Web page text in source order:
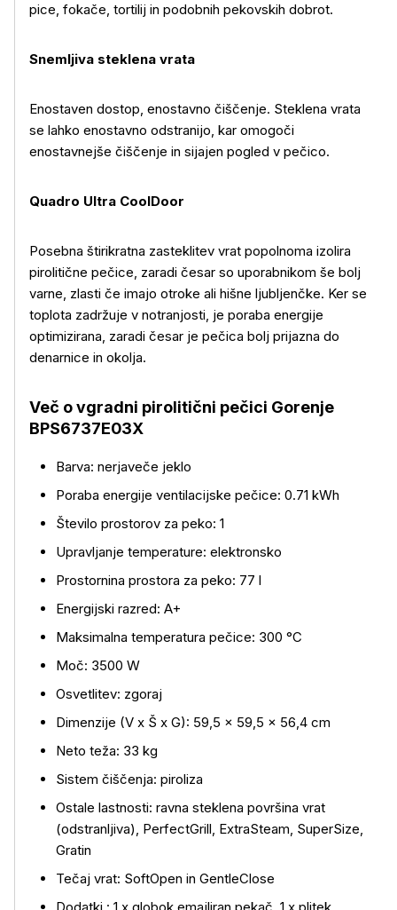
pice, fokače, tortilij in podobnih pekovskih dobrot.
Snemljiva steklena vrata
Enostaven dostop, enostavno čiščenje. Steklena vrata
se lahko enostavno odstranijo, kar omogoči
enostavnejše čiščenje in sijajen pogled v pečico.
Quadro Ultra CoolDoor
Posebna štirikratna zasteklitev vrat popolnoma izolira
pirolitične pečice, zaradi česar so uporabnikom še bolj
varne, zlasti če imajo otroke ali hišne ljubljenčke. Ker se
toplota zadržuje v notranjosti, je poraba energije
optimizirana, zaradi česar je pečica bolj prijazna do
denarnice in okolja.
Več o vgradni pirolitični pečici Gorenje
BPS6737E03X
Barva: nerjaveče jeklo
Poraba energije ventilacijske pečice: 0.71 kWh
Število prostorov za peko: 1
Upravljanje temperature: elektronsko
Prostornina prostora za peko: 77 l
Energijski razred: A+
Maksimalna temperatura pečice: 300 °C
Moč: 3500 W
Osvetlitev: zgoraj
Dimenzije (V x Š x G): 59,5 × 59,5 × 56,4 cm
Neto teža: 33 kg
Sistem čiščenja: piroliza
Ostale lastnosti: ravna steklena površina vrat
(odstranljiva), PerfectGrill, ExtraSteam, SuperSize,
Gratin
Tečaj vrat: SoftOpen in GentleClose